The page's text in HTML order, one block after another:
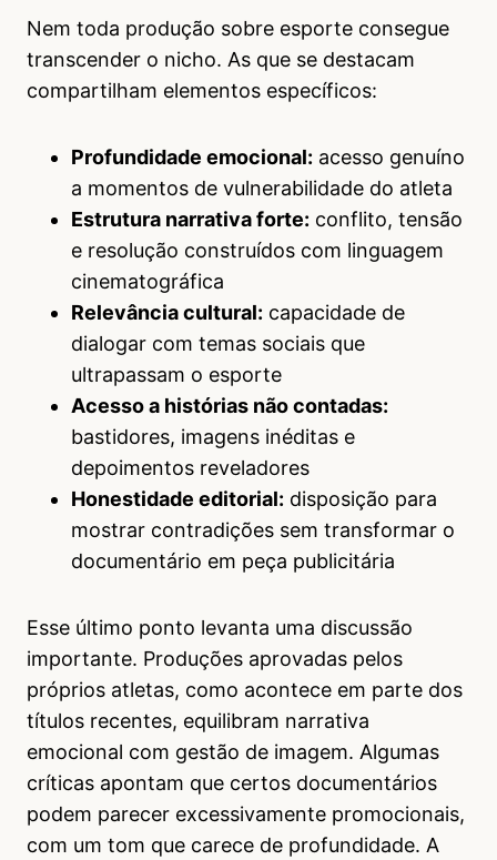
Nem toda produção sobre esporte consegue
transcender o nicho. As que se destacam
compartilham elementos específicos:
Profundidade emocional: acesso genuíno
a momentos de vulnerabilidade do atleta
Estrutura narrativa forte: conflito, tensão
e resolução construídos com linguagem
cinematográfica
Relevância cultural: capacidade de
dialogar com temas sociais que
ultrapassam o esporte
Acesso a histórias não contadas:
bastidores, imagens inéditas e
depoimentos reveladores
Honestidade editorial: disposição para
mostrar contradições sem transformar o
documentário em peça publicitária
Esse último ponto levanta uma discussão
importante. Produções aprovadas pelos
próprios atletas, como acontece em parte dos
títulos recentes, equilibram narrativa
emocional com gestão de imagem. Algumas
críticas apontam que certos documentários
podem parecer excessivamente promocionais,
com um tom que carece de profundidade. A